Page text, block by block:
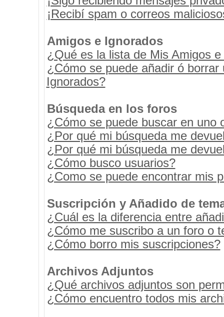
¡Recibí spam o correos
Amigos e Ignorados
¿Qué es la lista de Mis Amigos
¿Cómo se puede añadir ó
Ignorados?
Búsqueda en los foros
¿Cómo se puede buscar en uno
¿Por qué mi búsqueda me
¿Por qué mi búsqueda me
¿Cómo busco usuarios?
¿Como se puede encontrar mis
Suscripción y Añadido de
¿Cuál es la diferencia entre
¿Cómo me suscribo a un foro o
¿Cómo borro mis suscripciones?
Archivos Adjuntos
¿Qué archivos adjuntos son
¿Cómo encuentro todos mis